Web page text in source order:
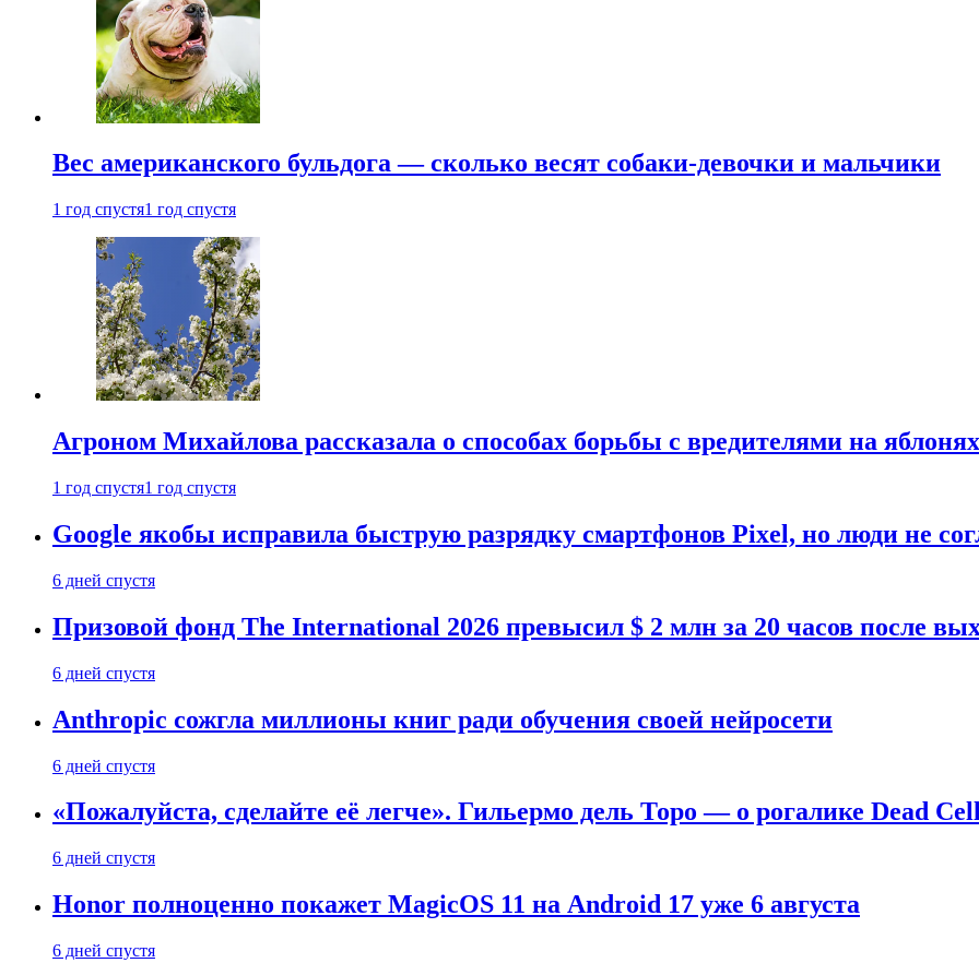
Вес американского бульдога — сколько весят собаки-девочки и мальчики
1 год спустя1 год спустя
Агроном Михайлова рассказала о способах борьбы с вредителями на яблонях
1 год спустя1 год спустя
Google якобы исправила быструю разрядку смартфонов Pixel, но люди не
6 дней спустя
Призовой фонд The International 2026 превысил $ 2 млн за 20 часов после
6 дней спустя
Anthropic сожгла миллионы книг ради обучения своей нейросети
6 дней спустя
«Пожалуйста, сделайте её легче». Гильермо дель Торо — о рогалике Dead
6 дней спустя
Honor полноценно покажет MagicOS 11 на Android 17 уже 6 августа
6 дней спустя